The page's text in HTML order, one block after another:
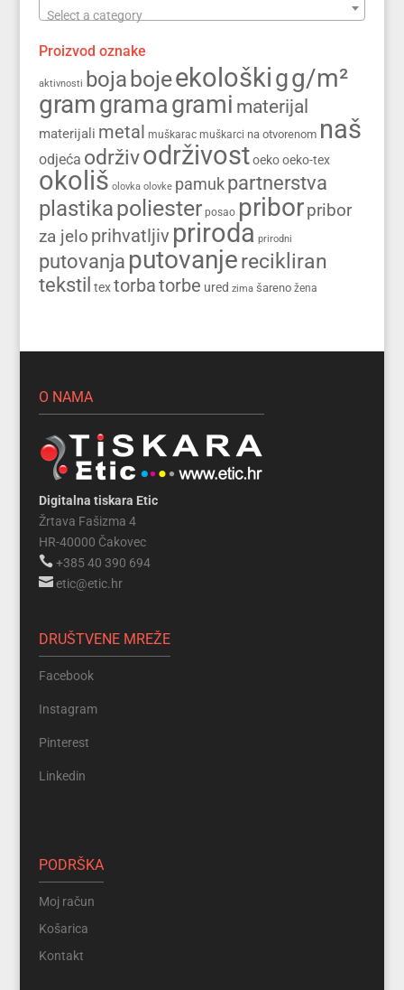
Select a category
Proizvod oznake
aktivnosti boja bojeekološkigg/m²
gramgramagrami materijal
materijali metal muškarac muškarci na otvorenom naš
odjeća održivodrživost oeko oeko-tex
okoliš olovka olovke pamuk partnerstva
plastikapoliester posao priborpribor
za jelo prihvatljiv priroda prirodni
putovanja putovanjerecikliran
tekstil tex torbatorbe ured zima šareno žena
O NAMA
Digitalna tiskara Etic
Žrtava Fašizma 4
HR-40000 Čakovec
+385 40 390 694
etic@etic.hr
DRUŠTVENE MREŽE
Facebook
Instagram
Pinterest
Linkedin
PODRŠKA
Moj račun
Košarica
Kontakt